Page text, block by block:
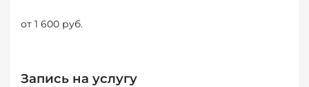
от 1 600 руб.
Запись на услугу